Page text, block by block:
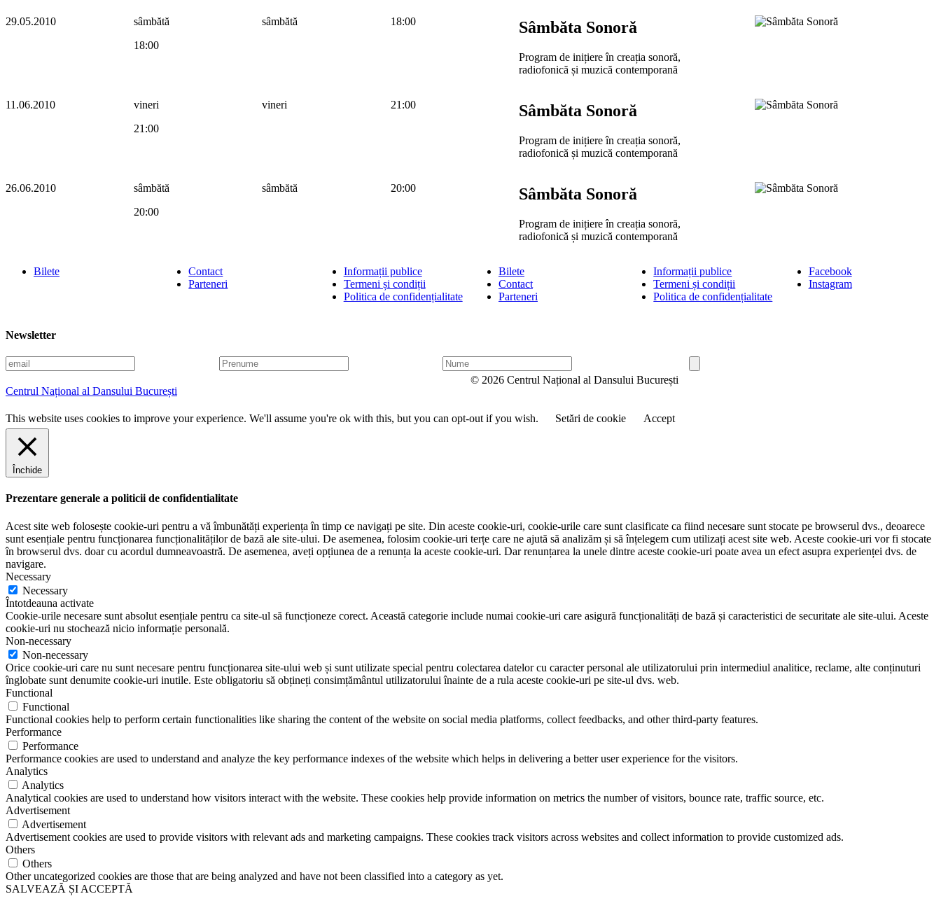
29.05.2010
sâmbătă
18:00
sâmbătă 18:00 Sâmbăta Sonoră
Program de inițiere în creația sonoră,
radiofonică și muzică contemporană
11.06.2010
vineri
21:00
vineri 21:00 Sâmbăta Sonoră
Program de inițiere în creația sonoră,
radiofonică și muzică contemporană
26.06.2010
sâmbătă
20:00
sâmbătă 20:00 Sâmbăta Sonoră
Program de inițiere în creația sonoră,
radiofonică și muzică contemporană
Bilete
Contact
Parteneri
Informații publice
Termeni și condiții
Politica de confidențialitate
Bilete
Contact
Parteneri
Informații publice
Termeni și condiții
Politica de confidențialitate
Facebook
Instagram
Newsletter
E
m
a
i
l
P
r
u
m
N
u
Centrul Național al Dansului București
© 2026 Centrul Național al Dansului București
This website uses cookies to improve your experience. We'll assume you're ok with this, but you can opt-out if you wish. Setări de cookie Accept
Închide
Prezentare generale a politicii de confidentialitate
Acest site web folosește cookie-uri pentru a vă îmbunătăți experiența în timp ce navigați pe site. Din aceste cookie-uri, cookie-urile care sunt clasificate ca fiind necesare sunt stocate pe browserul dvs., deoarece
sunt esențiale pentru funcționarea funcționalităților de bază ale site-ului. De asemenea, folosim cookie-uri terțe care ne ajută să analizăm și să înțelegem cum utilizați acest site web. Aceste cookie-uri vor fi stocate
în browserul dvs. doar cu acordul dumneavoastră. De asemenea, aveți opțiunea de a renunța la aceste cookie-uri. Dar renunțarea la unele dintre aceste cookie-uri poate avea un efect asupra experienței dvs. de
navigare.
Necessary
Necessary
Întotdeauna activate
Cookie-urile necesare sunt absolut esențiale pentru ca site-ul să funcționeze corect. Această categorie include numai cookie-uri care asigură funcționalități de bază și caracteristici de securitate ale site-ului. Aceste
cookie-uri nu stochează nicio informație personală.
Non-necessary
Non-necessary
Orice cookie-uri care nu sunt necesare pentru funcționarea site-ului web și sunt utilizate special pentru colectarea datelor cu caracter personal ale utilizatorului prin intermediul analitice, reclame, alte conținuturi
înglobate sunt denumite cookie-uri inutile. Este obligatoriu să obțineți consimțământul utilizatorului înainte de a rula aceste cookie-uri pe site-ul dvs. web.
Functional
Functional
Functional cookies help to perform certain functionalities like sharing the content of the website on social media platforms, collect feedbacks, and other third-party features.
Performance
Performance
Performance cookies are used to understand and analyze the key performance indexes of the website which helps in delivering a better user experience for the visitors.
Analytics
Analytics
Analytical cookies are used to understand how visitors interact with the website. These cookies help provide information on metrics the number of visitors, bounce rate, traffic source, etc.
Advertisement
Advertisement
Advertisement cookies are used to provide visitors with relevant ads and marketing campaigns. These cookies track visitors across websites and collect information to provide customized ads.
Others
Others
Other uncategorized cookies are those that are being analyzed and have not been classified into a category as yet.
SALVEAZĂ ȘI ACCEPTĂ